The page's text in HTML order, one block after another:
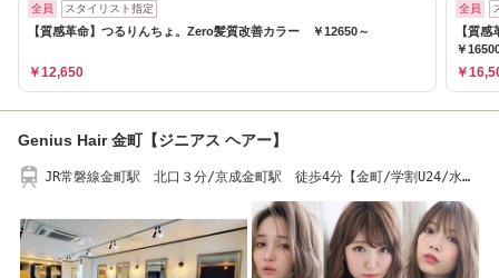
全員 スタイリスト指定
【質感革命】つるりんちょ。Zero髪質改善カラー ￥12650～
￥12,650
全員
【質
￥
￥
Genius Hair 金町【ジニアス ヘアー】
JR常磐線金町駅 北口３分/京成金町駅 徒歩4分【金町/学割U24/水